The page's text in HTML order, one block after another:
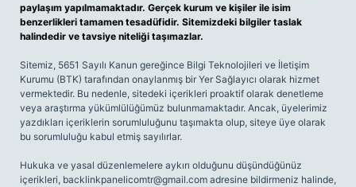
paylaşım yapılmamaktadır. Gerçek kurum ve kişiler ile isim
benzerlikleri tamamen tesadüfidir. Sitemizdeki bilgiler taslak
halindedir ve tavsiye niteliği taşımazlar.
Sitemiz, 5651 Sayılı Kanun gereğince Bilgi Teknolojileri ve İletişim
Kurumu (BTK) tarafından onaylanmış bir Yer Sağlayıcı olarak hizmet
vermektedir. Bu nedenle, sitedeki içerikleri proaktif olarak denetleme
veya araştırma yükümlülüğümüz bulunmamaktadır. Ancak, üyelerimiz
yazdıkları içeriklerin sorumluluğunu taşımakta olup, siteye üye olarak
bu sorumluluğu kabul etmiş sayılırlar.
Hukuka ve yasal düzenlemelere aykırı olduğunu düşündüğünüz
içerikleri, backlinkpanelicomtr@gmail.com adresine bildirmeniz halinde,